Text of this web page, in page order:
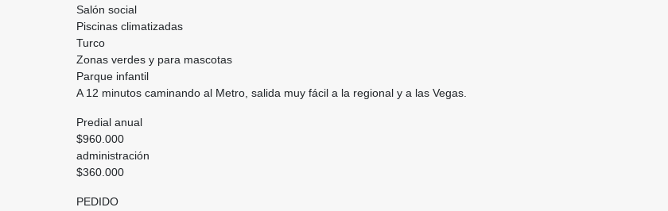
Salón social
Piscinas climatizadas
Turco
Zonas verdes y para mascotas
Parque infantil
A 12 minutos caminando al Metro, salida muy fácil a la regional y a las Vegas.
Predial anual
$960.000
administración
$360.000
PEDIDO